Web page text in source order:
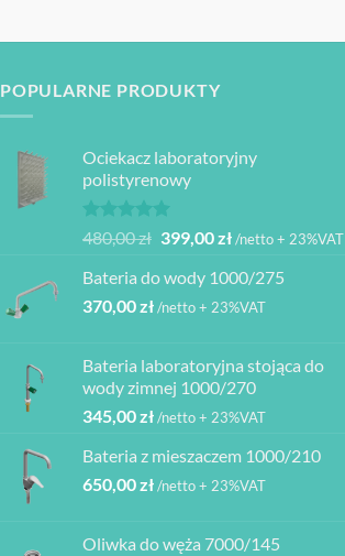
POPULARNE PRODUKTY
Ociekacz laboratoryjny
polistyrenowy
Oceniono
na 5
480,00zł Pierwotna
wynosiła:
480,00 zł.
399,00złAktualna
wynosi:
399,00 zł.
/netto + 23%VAT
Bateria do wody 1000/275
370,00zł/netto + 23%VAT
Bateria laboratoryjna stojąca do
wody zimnej 1000/270
345,00zł/netto + 23%VAT
Bateria z mieszaczem 1000/210
650,00zł/netto + 23%VAT
Oliwka do węża 7000/145